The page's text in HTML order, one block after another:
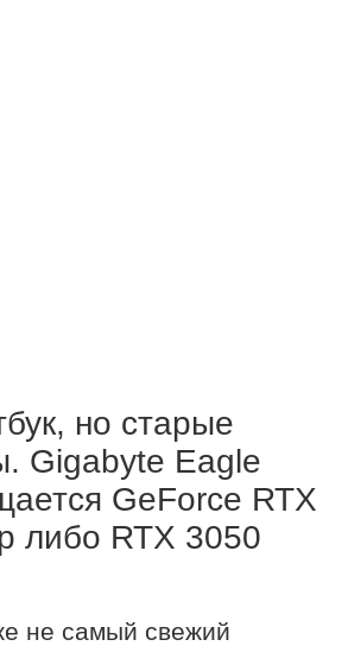
но старые
Gigabyte Eagle
GeForce RTX
либо RTX 3050
не самый свежий